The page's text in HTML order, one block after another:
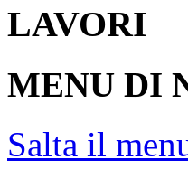
LAVORI
MENU DI
Salta il